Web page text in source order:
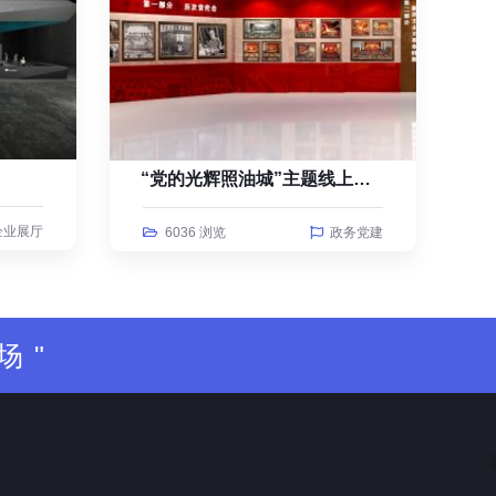
业展厅
“党的光辉照油城”主题线上云展览
6036 浏览 政务党建
"